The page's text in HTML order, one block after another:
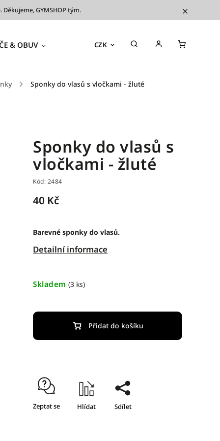
GYMSHOP tým.
CZK
& OBUV TRÉNINKOVÉ POMŮCKY
/ Sponky do vlasů s vločkami - žluté
Sponky do vlasů s
vločkami - žluté
Kód: 2484
40 Kč
Barevné sponky do vlasů.
Detailní informace
Skladem (3 ks)
Přidat do košíku
Zeptat se Hlídat Sdílet